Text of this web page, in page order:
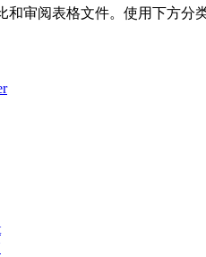
和审阅表格文件。使用下方分